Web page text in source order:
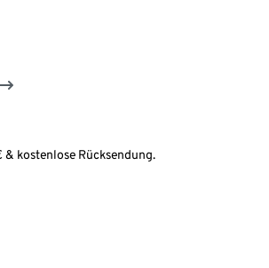
kostenlose Rücksendung.